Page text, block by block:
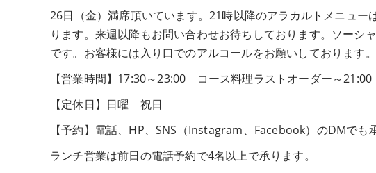
26日（金）満席頂いています。21時以降のアラカルトメニュ
ります。来週以降もお問い合わせお待ちしております。ソーシ
です。お客様には入り口でのアルコールをお願いしております。
【営業時間】17:30～23:00 コース料理ラストオーダー～
【定休日】日曜 祝日
【予約】電話、HP、SNS（Instagram、Facebook）のDMでも
ランチ営業は前日の電話予約で4名以上で承ります。